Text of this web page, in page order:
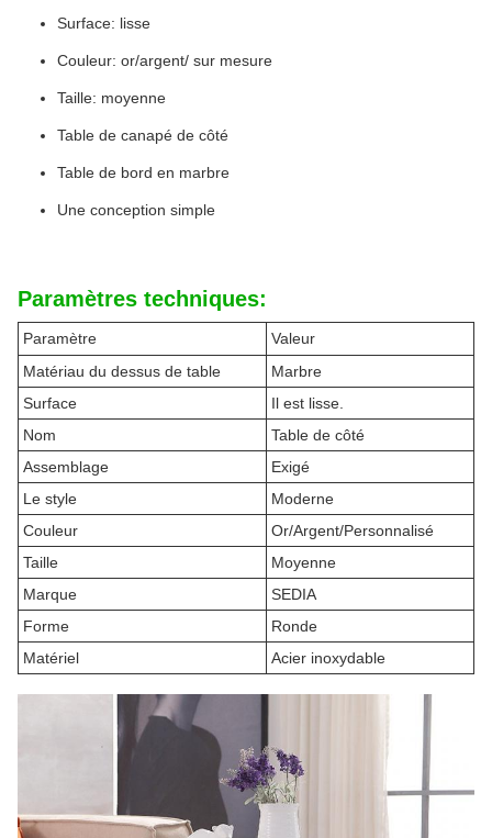
Surface: lisse
Couleur: or/argent/ sur mesure
Taille: moyenne
Table de canapé de côté
Table de bord en marbre
Une conception simple
Paramètres techniques:
Paramètre
Valeur
Matériau du dessus de table
Marbre
Surface
Il est lisse.
Nom
Table de côté
Assemblage
Exigé
Le style
Moderne
Couleur
Or/Argent/Personnalisé
Taille
Moyenne
Marque
SEDIA
Forme
Ronde
Matériel
Acier inoxydable